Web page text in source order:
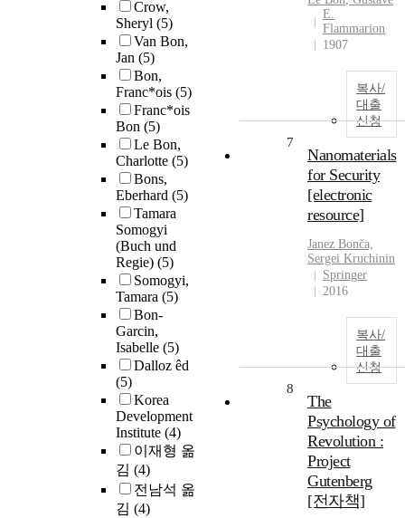
Crow,
Sheryl (5)
Van Bon,
Jan (5)
Bon,
Franc*ois (5)
Franc*ois
Bon (5)
Le Bon,
Charlotte (5)
Bons,
Eberhard (5)
Tamara
Somogyi
(Buch und
Regie) (5)
Somogyi,
Tamara (5)
Bon-
Garcin,
Isabelle (5)
Dalloz êd
(5)
Korea
Development
Institute (4)
이재형 옮
김 (4)
전남석 옮
김 (4)
E.
Flammarion
1907
복사/
대출
신청
7
Nanomaterials
for Security
[electronic
resource]
Janez Bonča,
Sergei Kruchinin
Springer
2016
복사/
대출
신청
8
The
Psychology of
Revolution :
Project
Gutenberg
[전자책]